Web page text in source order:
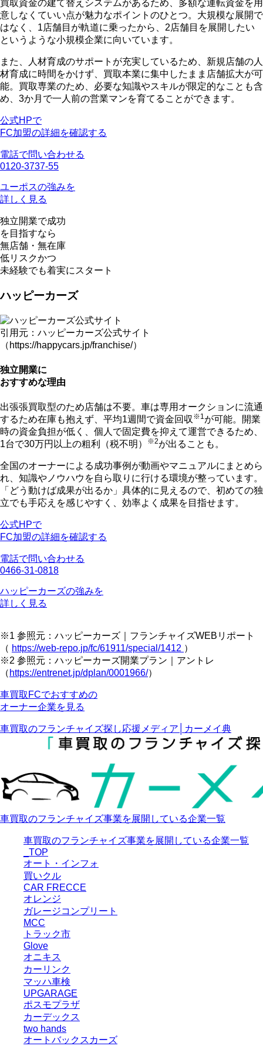
買取資金の建て替えシステムがあるため、多額な運転資金を用
意しなくていい点が魅力なポイントのひとつ。大規模な展開で
はなく、1店舗目が軌道に乗ったから、2店舗目を展開したい
というような小規模企業に向いています。
また、人材育成のサポートが充実しているため、 新規店舗の人
材育成に時間をかけず、買取本業に集中したまま店舗拡大が可
能。買取専業のため、必要な知識やスキルが限定的なことも含
め、3か月で一人前の営業マンを育てることができます。
公式HPで
FC加盟の詳細を確認する
電話で問い合わせる
0120-3737-55
ユーポスの強みを
詳しく見る
独立開業で成功
を目指すなら
無店舗・無在庫
低リスクかつ
未経験でも着実にスタート
ハッピーカーズ
引用元：ハッピーカーズ公式サイト
（https://happycars.jp/franchise/）
独立開業に
おすすめな理由
出張張買取型のため店舗は不要。車は専用オークションに流通
するため在庫も抱えず、平均1週間で資金回収 ※1が可能。
開業
時の資金負担が低く、個人で固定費を抑えて運営できるため、
1台で30万円以上の粗利（税不明）
※2が出ることも。
全国のオーナーによる成功事例が動画やマニュアルにまとめら
れ、 知識やノウハウを自ら取りに行ける環境が整っています。
「どう動けば成果が出るか」具体的に見えるので、初めての独
立でも手応えを感じやすく、効率よく成果を目指せます。
公式HPで
FC加盟の詳細を確認する
電話で問い合わせる
0466-31-0818
ハッピーカーズの強みを
詳しく見る
※1 参照元：ハッピーカーズ｜フランチャイズWEBリポート
（ https://web-repo.jp/fc/61911/special/1412 ）
※2 参照元：ハッピーカーズ開業プラン｜アントレ
（ https://entrenet.jp/dplan/0001966/）
車買取FCでおすすめの
オーナー企業を見る
車買取のフランチャイズ探し応援メディア│カーメイ典
車買取のフランチャイズ事業を展開している企業一覧
車買取のフランチャイズ事業を展開している企業一覧
_TOP
オート・インフォ
買いクル
CAR FRECCE
オレンジ
ガレージコンプリート
MCC
トラック市
Glove
オニキス
カーリンク
マッハ車検
UPGARAGE
ポスモプラザ
カーデックス
two hands
オートバックスカーズ